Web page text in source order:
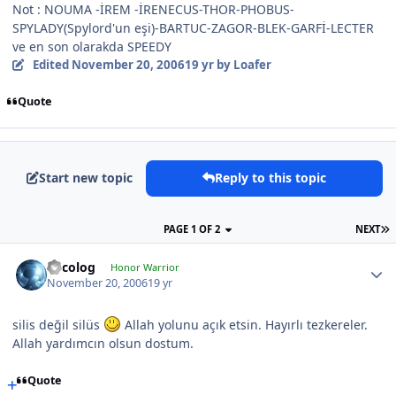
Not : NOUMA -İREM -İRENECUS-THOR-PHOBUS-
SPYLADY(Spylord'un eşi)-BARTUC-ZAGOR-BLEK-GARFİ-LECTER
ve en son olarakda SPEEDY
Edited November 20, 200619 yrby Loafer
Quote
Start new topic Reply to this topic
NEXT
PAGE 1 OF 2
Orcolog Honor Warrior
November 20, 200619 yr
silis değil silüs
Allah yolunu açık etsin. Hayırlı tezkereler.
Allah yardımcın olsun dostum.
Quote